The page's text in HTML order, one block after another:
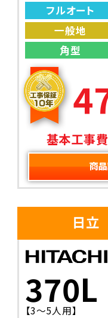
フルオート
一般地
角型
基本工事
日立
370L
【3～5人用】